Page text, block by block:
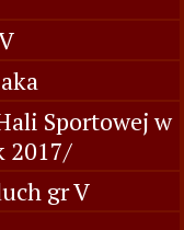
Sportowej w
2017/
gr V